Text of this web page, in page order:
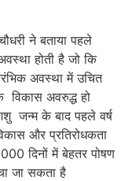
ने बताया पहले
होती है जो कि
अवस्था में उचित
विकास अवरुद्ध हो
जन्म के बाद पहले वर्ष
और प्रतिरोधकता
दिनों में बेहतर पोषण
जा सकता है